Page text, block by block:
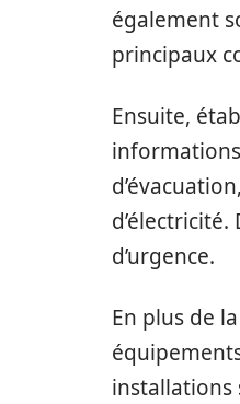
également
principaux
Ensuite,
d’urgence.
En plus de
installations